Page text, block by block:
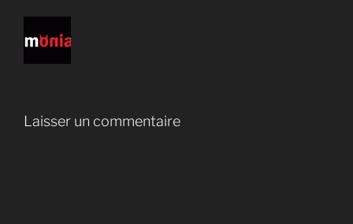
Laisser un commentaire